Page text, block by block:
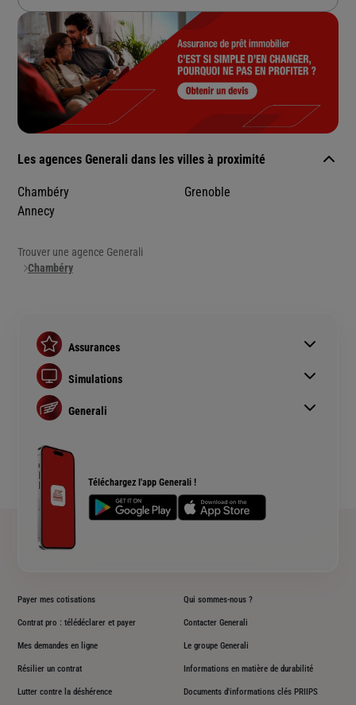
Les agences Generali dans les villes à proximité
Chambéry
Annecy
Grenoble
Trouver une agence Generali
Chambéry
Téléchargez l'app Generali !
Assurances
Assurance auto
Assurance habitation
Assurance prêt immobilier
Complémentaire santé senior
Simulations
Simulation assurance auto
Devis assurance habitation
Devis assurance chien ou chat
Generali
Rendements fonds euros Generali
Accessibilité sourds et malentendants
Plan du site
Payer mes cotisations
Contrat pro : télédéclarer et payer
Mes demandes en ligne
Résilier un contrat
Lutter contre la déshérence
Qui sommes-nous ?
Contacter Generali
Le groupe Generali
Informations en matière de durabilité
Documents d'informations clés PRIIPS